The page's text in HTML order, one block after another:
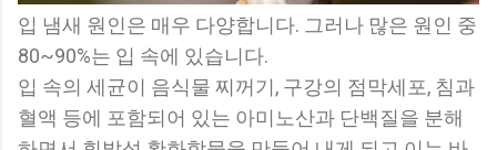
입 냄새 원인은 매우 다양합니다. 그러나 많은 원인 중
80~90%는 입 속에 있습니다.
입 속의 세균이 음식물 찌꺼기, 구강의 점막세포, 침과
혈액 등에 포함되어 있는 아미노산과 단백질을 분해